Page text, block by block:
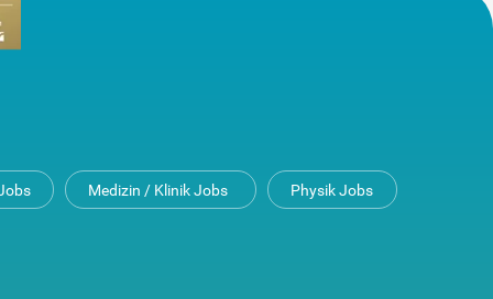
Medizin / Klinik Jobs Physik Jobs